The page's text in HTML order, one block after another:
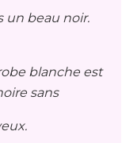
un beau noir.
blanche est
sans